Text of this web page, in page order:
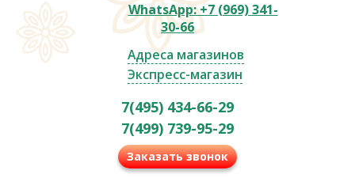
WhatsApp: +7 (969) 341-
30-66
Адреса магазинов
Экспресс-магазин
7(495) 434-66-29
7(499) 739-95-29
Заказать звонок